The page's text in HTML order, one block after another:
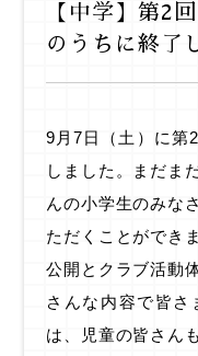
【中学】第2
のうちに終了
9月7日（土）に第
しました。まだま
んの小学生のみな
ただくことができ
公開とクラブ活動
さんな内容で皆さ
は、児童の皆さん